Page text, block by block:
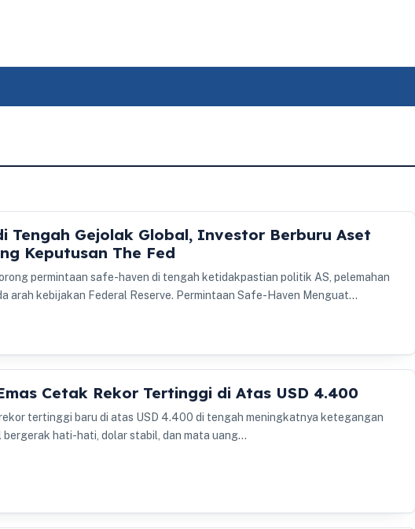
Tengah Gejolak Global, Investor Berburu Aset
Keputusan The Fed
permintaan safe-haven di tengah ketidakpastian politik AS, pelemahan
arah kebijakan Federal Reserve. Permintaan Safe-Haven Menguat…
Cetak Rekor Tertinggi di Atas USD 4.400
tertinggi baru di atas USD 4.400 di tengah meningkatnya ketegangan
hati-hati, dolar stabil, dan mata uang…